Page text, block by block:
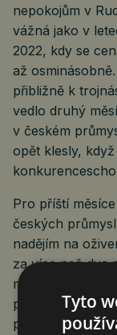
nepokojům v
vážná jako v
2022, kdy se
až
přibližně k
vedlo druhý
v českém
opět klesly,
Pro příští
českých
nadějím na
za více než dva
měsícům nadále
problémy v
podobně je
Tyto